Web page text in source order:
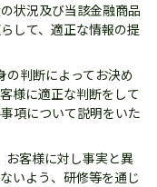
状況及び当該金融商品
して、適正な情報の提
判断によってお決め
様に適正な判断をして
項について説明をいた
お客様に対し事実と異
いよう、研修等を通じ